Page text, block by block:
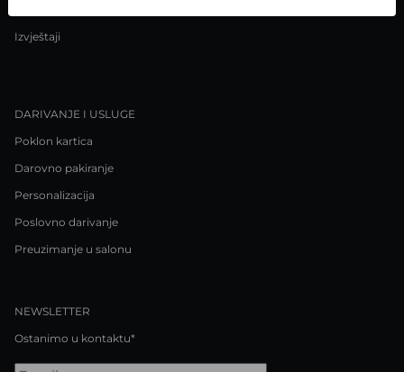
Izvještaji
DARIVANJE I USLUGE
Poklon kartica
Darovno pakiranje
Personalizacija
Poslovno darivanje
Preuzimanje u salonu
NEWSLETTER
Ostanimo u kontaktu*